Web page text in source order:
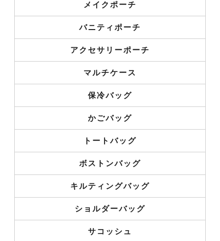
メイクポーチ
バニティポーチ
アクセサリーポーチ
マルチケース
保冷バッグ
かごバッグ
トートバッグ
ボストンバッグ
キルティングバッグ
ショルダーバッグ
サコッシュ